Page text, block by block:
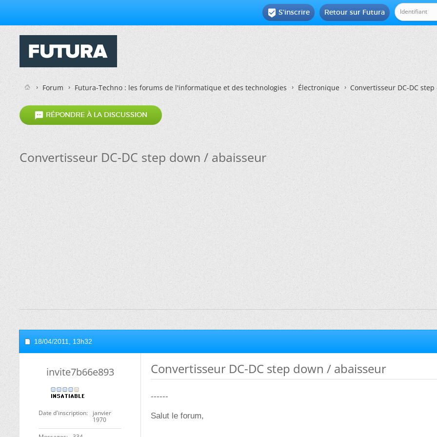
Retour sur Futura
 S'inscrire
Forum Futura-Techno : les forums de l'informatique et des technologies Électronique Convertisseur DC-DC
 RÉPONDRE À LA DISCUSSION
Convertisseur DC-DC step down / abaisseur
18/04/2011, 13h32
invite7b66e893
Date d'inscription
janvier
1970
Convertisseur DC-DC step down / abaisseur
------
Salut le forum,